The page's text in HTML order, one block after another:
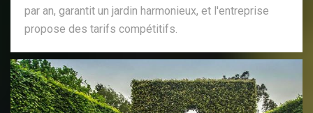
par an, garantit un jardin harmonieux, et l'entreprise
propose des tarifs compétitifs.